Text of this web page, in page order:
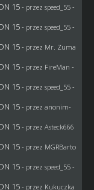
15 - przez speed_55 -
15 - przez speed_55 -
15 - przez Mr. Zuma
15 - przez FireMan -
15 - przez speed_55 -
15 - przez anonim-
15 - przez Asteck666
15 - przez MGRBarto
15 - przez speed_55 -
15 - przez Kukuczka